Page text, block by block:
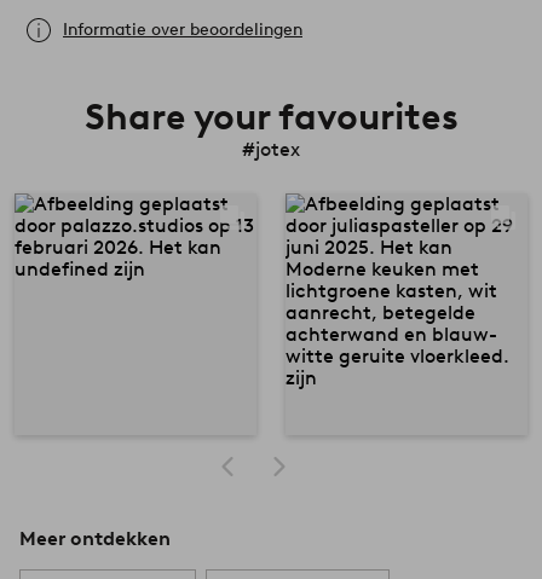
Informatie over beoordelingen
Share your favourites
#jotex
Meer ontdekken